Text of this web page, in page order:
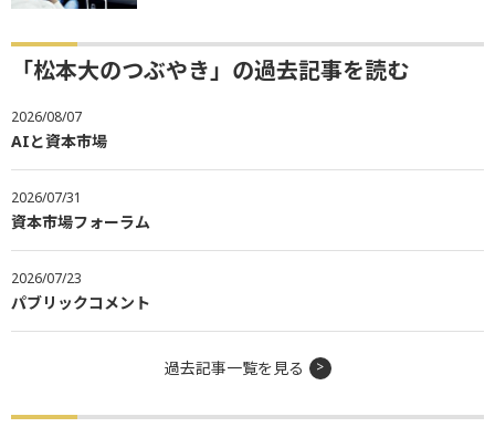
「松本大のつぶやき」の過去記事を読む
2026/08/07
AIと資本市場
2026/07/31
資本市場フォーラム
2026/07/23
パブリックコメント
過去記事一覧を見る